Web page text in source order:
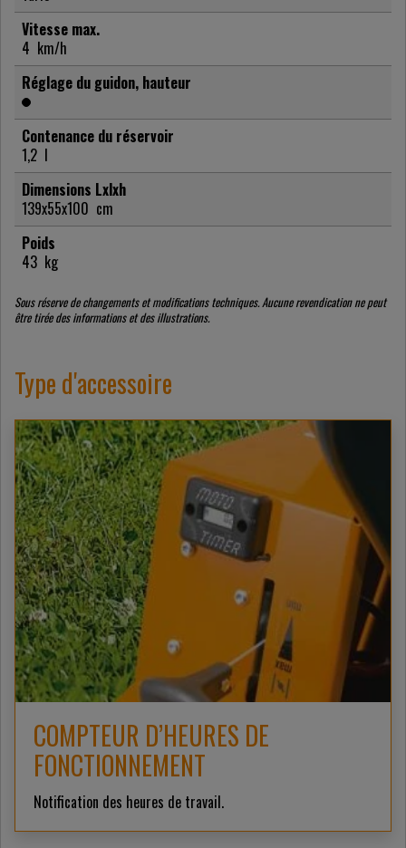
Vitesse max.
4 km/h
Réglage du guidon, hauteur
Contenance du réservoir
1,2 l
Dimensions Lxlxh
139x55x100 cm
Poids
43 kg
Sous réserve de changements et modifications techniques. Aucune revendication ne peut
être tirée des informations et des illustrations.
Type d'accessoire
COMPTEUR D’HEURES DE
FONCTIONNEMENT
Notification des heures de travail.